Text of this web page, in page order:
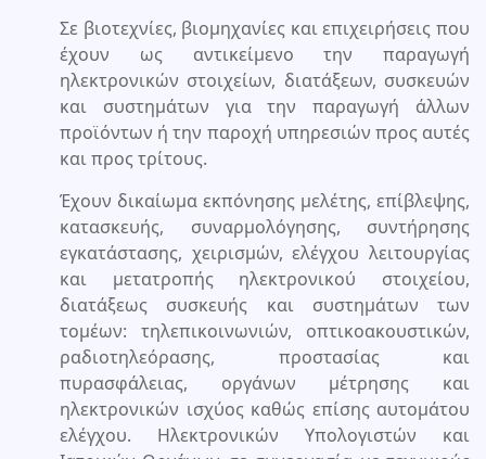
Σε βιοτεχνίες, βιομηχανίες και επιχειρήσεις που
έχουν ως αντικείμενο την παραγωγή
ηλεκτρονικών στοιχείων, διατάξεων, συσκευών
και συστημάτων για την παραγωγή άλλων
προϊόντων ή την παροχή υπηρεσιών προς αυτές
και προς τρίτους.
Έχουν δικαίωμα εκπόνησης μελέτης, επίβλεψης,
κατασκευής, συναρμολόγησης, συντήρησης
εγκατάστασης, χειρισμών, ελέγχου λειτουργίας
και μετατροπής ηλεκτρονικού στοιχείου,
διατάξεως συσκευής και συστημάτων των
τομέων: τηλεπικοινωνιών, οπτικοακουστικών,
ραδιοτηλεόρασης, προστασίας και
πυρασφάλειας, οργάνων μέτρησης και
ηλεκτρονικών ισχύος καθώς επίσης αυτομάτου
ελέγχου. Ηλεκτρονικών Υπολογιστών και